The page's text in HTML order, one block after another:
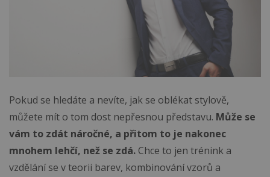
Pokud se hledáte a nevíte, jak se oblékat stylově,
můžete mít o tom dost nepřesnou představu. Může se
vám to zdát náročné, a přitom to je nakonec
mnohem lehčí, než se zdá. Chce to jen trénink a
vzdělání se v teorii barev, kombinování vzorů a